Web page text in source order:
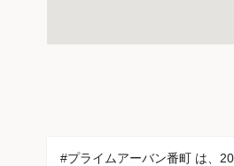
#プライムアーバン番町 は、